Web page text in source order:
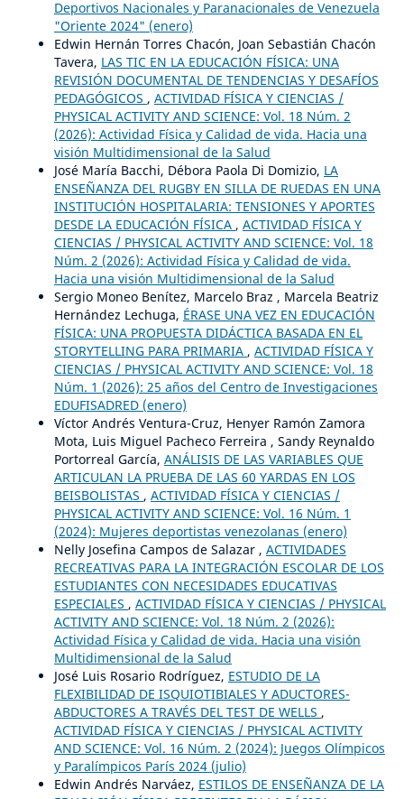
Deportivos Nacionales y Paranacionales de Venezuela
"Oriente 2024" (enero)
Edwin Hernán Torres Chacón, Joan Sebastián Chacón
Tavera, LAS TIC EN LA EDUCACIÓN FÍSICA: UNA
REVISIÓN DOCUMENTAL DE TENDENCIAS Y DESAFÍOS
PEDAGÓGICOS , ACTIVIDAD FÍSICA Y CIENCIAS /
PHYSICAL ACTIVITY AND SCIENCE: Vol. 18 Núm. 2
(2026): Actividad Física y Calidad de vida. Hacia una
visión Multidimensional de la Salud
José María Bacchi, Débora Paola Di Domizio, LA
ENSEÑANZA DEL RUGBY EN SILLA DE RUEDAS EN UNA
INSTITUCIÓN HOSPITALARIA: TENSIONES Y APORTES
DESDE LA EDUCACIÓN FÍSICA , ACTIVIDAD FÍSICA Y
CIENCIAS / PHYSICAL ACTIVITY AND SCIENCE: Vol. 18
Núm. 2 (2026): Actividad Física y Calidad de vida.
Hacia una visión Multidimensional de la Salud
Sergio Moneo Benítez, Marcelo Braz , Marcela Beatriz
Hernández Lechuga, ÉRASE UNA VEZ EN EDUCACIÓN
FÍSICA: UNA PROPUESTA DIDÁCTICA BASADA EN EL
STORYTELLING PARA PRIMARIA , ACTIVIDAD FÍSICA Y
CIENCIAS / PHYSICAL ACTIVITY AND SCIENCE: Vol. 18
Núm. 1 (2026): 25 años del Centro de Investigaciones
EDUFISADRED (enero)
Víctor Andrés Ventura-Cruz, Henyer Ramón Zamora
Mota, Luis Miguel Pacheco Ferreira , Sandy Reynaldo
Portorreal García, ANÁLISIS DE LAS VARIABLES QUE
ARTICULAN LA PRUEBA DE LAS 60 YARDAS EN LOS
BEISBOLISTAS , ACTIVIDAD FÍSICA Y CIENCIAS /
PHYSICAL ACTIVITY AND SCIENCE: Vol. 16 Núm. 1
(2024): Mujeres deportistas venezolanas (enero)
Nelly Josefina Campos de Salazar , ACTIVIDADES
RECREATIVAS PARA LA INTEGRACIÓN ESCOLAR DE LOS
ESTUDIANTES CON NECESIDADES EDUCATIVAS
ESPECIALES , ACTIVIDAD FÍSICA Y CIENCIAS / PHYSICAL
ACTIVITY AND SCIENCE: Vol. 18 Núm. 2 (2026):
Actividad Física y Calidad de vida. Hacia una visión
Multidimensional de la Salud
José Luis Rosario Rodríguez, ESTUDIO DE LA
FLEXIBILIDAD DE ISQUIOTIBIALES Y ADUCTORES-
ABDUCTORES A TRAVÉS DEL TEST DE WELLS ,
ACTIVIDAD FÍSICA Y CIENCIAS / PHYSICAL ACTIVITY
AND SCIENCE: Vol. 16 Núm. 2 (2024): Juegos Olímpicos
y Paralímpicos París 2024 (julio)
Edwin Andrés Narváez, ESTILOS DE ENSEÑANZA DE LA